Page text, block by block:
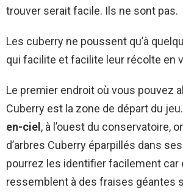
trouver serait facile. Ils ne sont pas.
Les cuberry ne poussent qu’à
qui facilite et facilite leur récolte en
Le premier endroit où vous pouvez
Cuberry est la zone de départ du
en-ciel , à l’ouest du conservatoire,
d’arbres Cuberry éparpillés dans
pourrez les identifier facilement car
ressemblent à des fraises géantes